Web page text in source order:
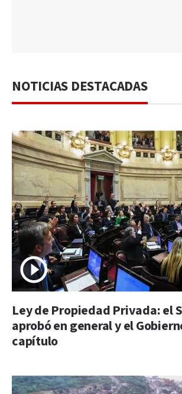
NOTICIAS DESTACADAS
Ley de Propiedad Privada: el
aprobó en general y el
capítulo